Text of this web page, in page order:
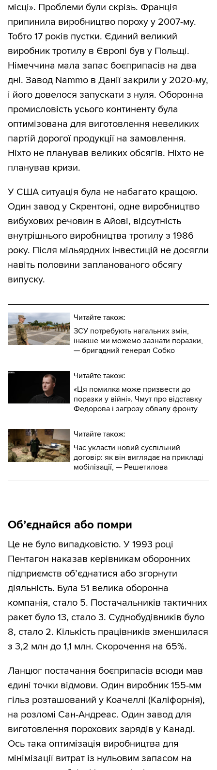
місці». Проблеми були скрізь. Франція
припинила виробництво пороху у 2007-му.
Тобто 17 років пустки. Єдиний великий
виробник тротилу в Європі був у Польщі.
Німеччина мала запас боєприпасів на два
дні. Завод Nammo в Данії закрили у 2020-му,
і його довелося запускати з нуля. Оборонна
промисловість усього континенту була
оптимізована для виготовлення невеликих
партій дорогої продукції на замовлення.
Ніхто не планував великих обсягів. Ніхто не
планував кризи.
У США ситуація була не набагато кращою.
Один завод у Скрентоні, одне виробництво
вибухових речовин в Айові, відсутність
внутрішнього виробництва тротилу з 1986
року. Після мільярдних інвестицій не досягли
навіть половини запланованого обсягу
випуску.
Читайте також:
ЗСУ потребують нагальних змін,
інакше ми можемо зазнати поразки,
— бригадний генерал Собко
Читайте також:
«Ця помилка може призвести до
поразки у війні». Чмут про відставку
Федорова і загрозу обвалу фронту
Читайте також:
Час укласти новий суспільний
договір: як він виглядає на прикладі
мобілізації, — Решетилова
Об’єднайся або помри
Це не було випадковістю. У 1993 році
Пентагон наказав керівникам оборонних
підприємств об’єднатися або згорнути
діяльність. Була 51 велика оборонна
компанія, стало 5. Постачальників тактичних
ракет було 13, стало 3. Суднобудівників було
8, стало 2. Кількість працівників зменшилася
з 3,2 млн до 1,1 млн. Скорочення на 65%.
Ланцюг постачання боєприпасів всюди мав
єдині точки відмови. Один виробник 155-мм
гільз розташований у Коачеллі (Каліфорнія),
на розломі Сан-Андреас. Один завод для
виготовлення порохових зарядів у Канаді.
Ось така оптимізація виробництва для
мінімізації витрат із нульовим запасом на